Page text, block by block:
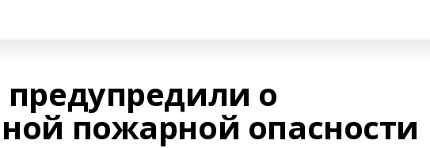
о
пожарной опасности